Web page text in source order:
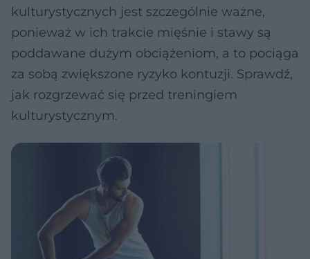
kulturystycznych jest szczególnie ważne,
ponieważ w ich trakcie mięśnie i stawy są
poddawane dużym obciążeniom, a to pociąga
za sobą zwiększone ryzyko kontuzji. Sprawdź,
jak rozgrzewać się przed treningiem
kulturystycznym.